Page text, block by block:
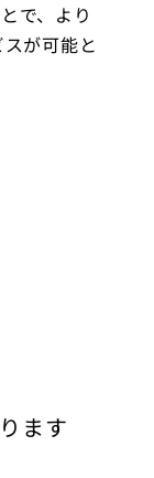
で、より
が可能と
ます